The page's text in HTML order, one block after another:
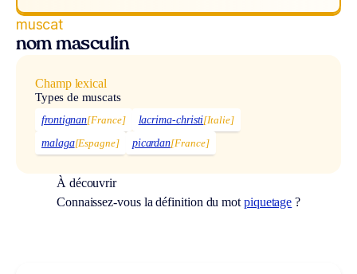
muscat
nom masculin
Champ lexical
Types de muscats
frontignan[France] lacrima-christi[Italie]
malaga[Espagne] picardan[France]
À découvrir
Connaissez-vous la définition du mot piquetage ?